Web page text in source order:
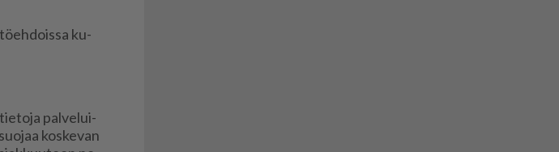
ku­
pal­ve­lui­
kos­ke­van